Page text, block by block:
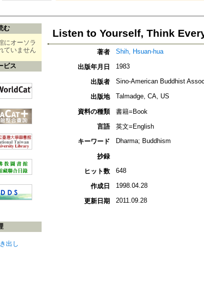
む
にオーソラ
ていません
ビス
出し
Listen to Yourself, Think
著者 Shih, Hsuan-hua
出版年月日 1983
出版者 Sino-American Buddhist
出版地 Talmadge, CA, US
資料の種類
書籍=Book
言語
英文=English
キーワード
Dharma; Buddhism
抄録
ヒット数
648
作成日 1998.04.28
更新日期 2011.09.28